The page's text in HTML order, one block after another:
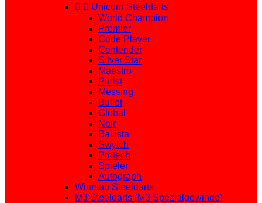
  Unicorn Steeldarts
World Champion
Premier
Code Player
Contender
Silver Star
Maestro
Purist
Messing
Bullet
Global
Noir
Ballista
Swytch
Protech
Spieler
Autograph
Winmau Steeldarts
M3 Steeldarts (M3 Spezialgewinde)